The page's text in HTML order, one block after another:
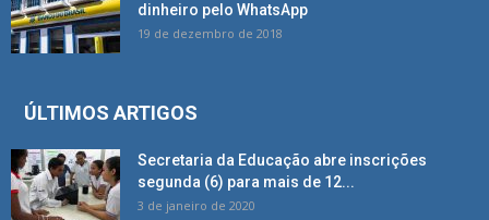
dinheiro pelo WhatsApp
19 de dezembro de 2018
ÚLTIMOS ARTIGOS
Secretaria da Educação abre inscrições
segunda (6) para mais de 12...
3 de janeiro de 2020